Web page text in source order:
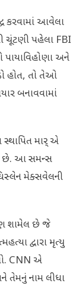
કરવામાં આવેલા
ચૂંટણી પહેલા FBI
અને
હોત, તો તેઓ
બનાવવામાં
સ્થાપિત માર્ એ
છે. આ સમન્સ
મેક્સવેલની
શામેલ છે જે
દ્વારા મૃત્યુ
CNN એ
તેમનું નામ લીધા